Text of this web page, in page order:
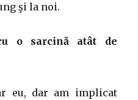
şi la noi.
o sarcină atât de
eu, dar am implicat